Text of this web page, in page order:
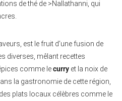
de thé de >Nallathanni, qui
est le fruit d’une fusion de
diverses, mêlant recettes
comme lecurry et la noix de
la gastronomie de cette région,
plats locaux célèbres comme le